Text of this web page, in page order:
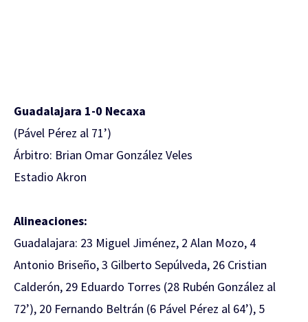
Guadalajara 1-0 Necaxa
(Pável Pérez al 71’)
Árbitro: Brian Omar González Veles
Estadio Akron
Alineaciones:
Guadalajara: 23 Miguel Jiménez, 2 Alan Mozo, 4
Antonio Briseño, 3 Gilberto Sepúlveda, 26 Cristian
Calderón, 29 Eduardo Torres (28 Rubén González al
72’), 20 Fernando Beltrán (6 Pável Pérez al 64’), 5